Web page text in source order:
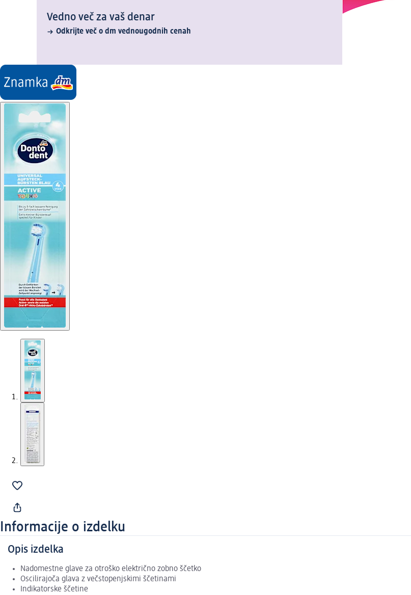
Vedno več za vaš denar
Odkrijte več o dm vednougodnih cenah
Informacije o izdelku
Opis izdelka
Nadomestne glave za otroško električno zobno ščetko
Oscilirajoča glava z večstopenjskimi ščetinami
Indikatorske ščetine